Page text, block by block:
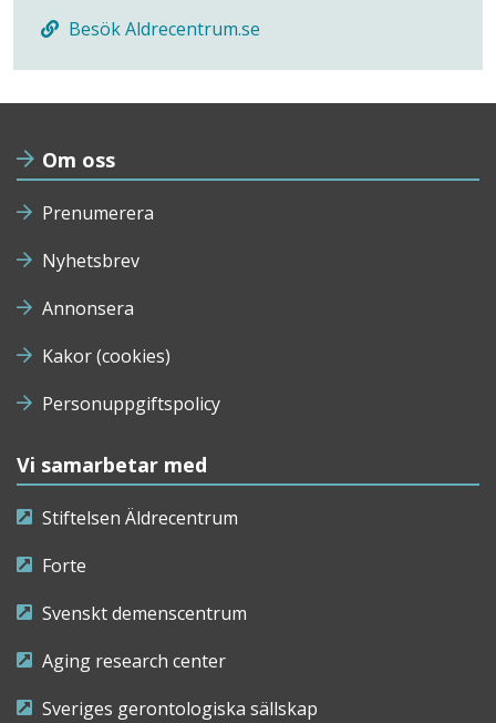
Besök Aldrecentrum.se
Om oss
Prenumerera
Nyhetsbrev
Annonsera
Kakor (cookies)
Personuppgiftspolicy
Vi samarbetar med
Stiftelsen Äldrecentrum
Forte
Svenskt demenscentrum
Aging research center
Sveriges gerontologiska sällskap